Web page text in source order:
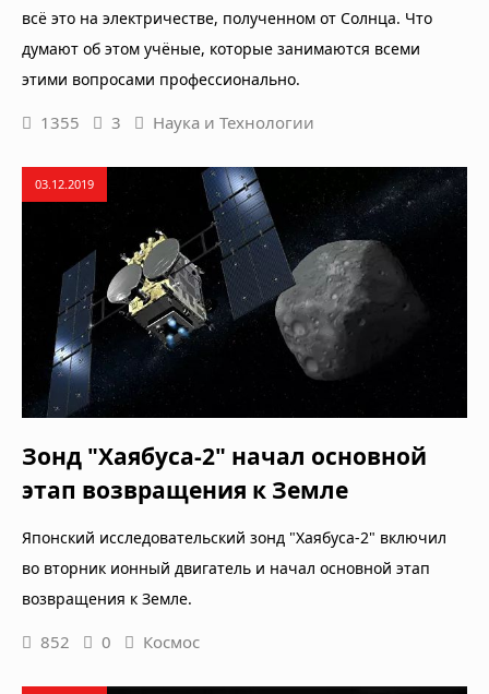
всё это на электричестве, полученном от Солнца. Что
думают об этом учёные, которые занимаются всеми
этими вопросами профессионально.
1355 3 Наука и Технологии
03.12.2019
Зонд "Хаябуса-2" начал основной
этап возвращения к Земле
Японский исследовательский зонд "Хаябуса-2" включил
во вторник ионный двигатель и начал основной этап
возвращения к Земле.
852 0 Космос